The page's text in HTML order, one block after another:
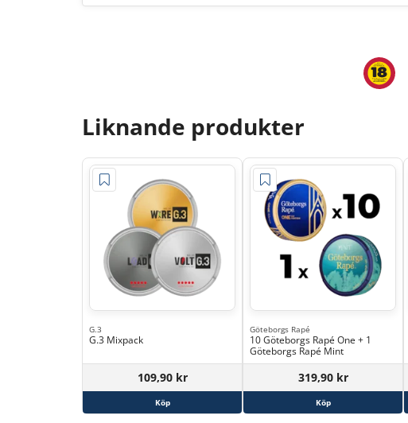
Liknande produkter
G.3
G.3 Mixpack
109,90 kr
Köp
Göteborgs Rapé
10 Göteborgs Rapé One + 1
Göteborgs Rapé Mint
319,90 kr
Köp